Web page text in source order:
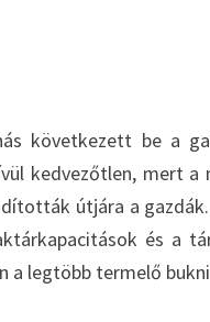
következett be a
kedvezőtlen, mert a
útjára a
és a
a legtöbb termelő